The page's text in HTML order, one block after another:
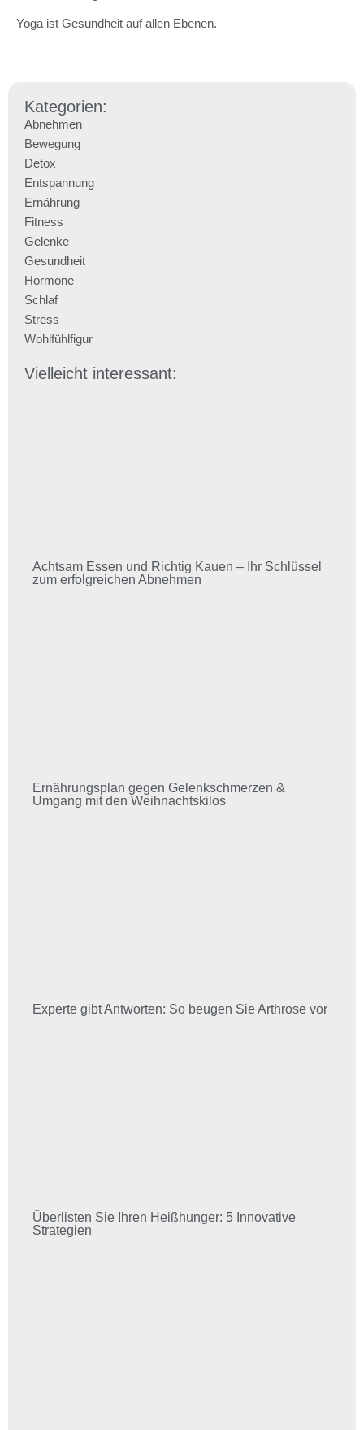
Yoga ist Gesundheit auf allen Ebenen.
Kategorien:
Abnehmen
Bewegung
Detox
Entspannung
Ernährung
Fitness
Gelenke
Gesundheit
Hormone
Schlaf
Stress
Wohlfühlfigur
Vielleicht interessant:
Achtsam Essen und Richtig Kauen – Ihr Schlüssel
zum erfolgreichen Abnehmen
Ernährungsplan gegen Gelenkschmerzen &
Umgang mit den Weihnachtskilos
Experte gibt Antworten: So beugen Sie Arthrose vor
Überlisten Sie Ihren Heißhunger: 5 Innovative
Strategien